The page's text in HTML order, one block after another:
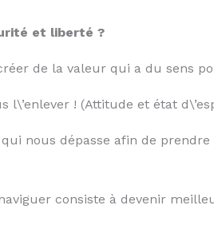
et liberté ?
de la valeur qui a du sens
l\’enlever ! (Attitude et état
nous dépasse afin de
consiste à devenir